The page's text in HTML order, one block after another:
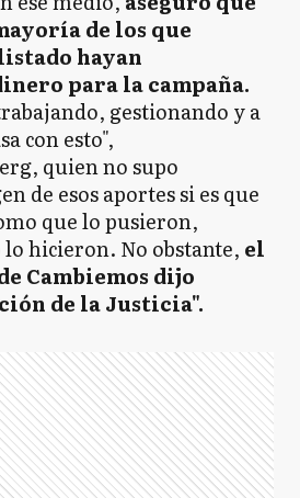
de los que
hayan
para la campaña.
gestionando y a
con esto",
quien no supo
de esos aportes si es que
que lo pusieron,
hicieron. No obstante, el
Cambiemos dijo
de la Justicia".